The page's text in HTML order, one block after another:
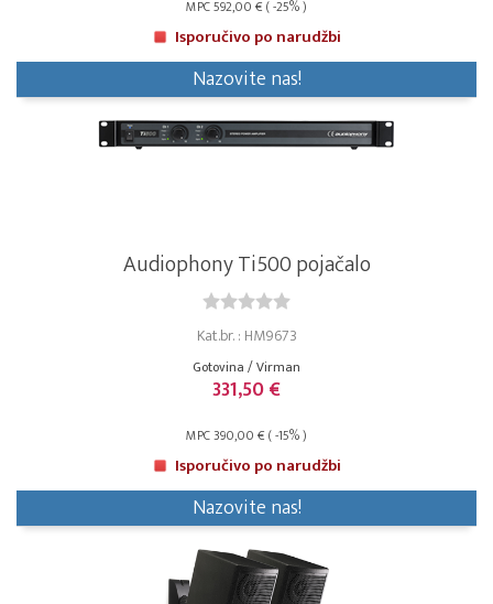
MPC 592,00 € ( -25% )
Isporučivo po narudžbi
Nazovite nas!
Audiophony Ti500 pojačalo
Kat.br. : HM9673
Gotovina / Virman
331,50 €
MPC 390,00 € ( -15% )
Isporučivo po narudžbi
Nazovite nas!